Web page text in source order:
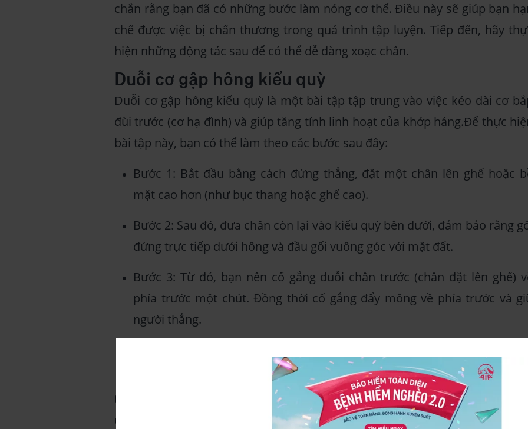
chắn rằng bạn đã có những bước làm nóng cơ thể. Điều này sẽ giúp bạn
chế được việc bị chấn thương trong quá trình tập luyện. Tiếp đến, hãy
hiện những động tác sau để có thể dễ dàng xoạc chân.
Duỗi cơ gập hông kiểu quỳ
Duỗi cơ gập hông kiểu quỳ là một bài tập tập trung vào việc kéo dài cơ
đùi trước (cơ hạ đình) và giúp tăng tính linh hoạt của khớp háng.Để thực
bài tập này, bạn có thể làm theo các bước sau đây:
Bước 1: Bắt đầu bằng cách đứng thẳng, đặt một chân lên ghế hoặc
mặt cao hơn (như bục thang hoặc ghế cao).
Bước 2: Sau đó, đưa chân còn lại vào kiểu quỳ bên dưới, đảm bảo rằng
đứng trực tiếp dưới hông và đầu gối vuông góc với mặt đất.
Bước 3: Từ đó, bạn nên cố gắng duỗi chân trước (chân đặt lên ghế)
phía trước một chút. Đồng thời cố gắng đẩy mông về phía trước và
người thẳng.
Căng cơ tay chạm mũi chân
Căng cơ tay chạm mũi chân là một bài tập yoga truyền thống được gọi là